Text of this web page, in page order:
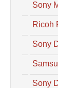
Sony
Ricoh
Sony
Sony